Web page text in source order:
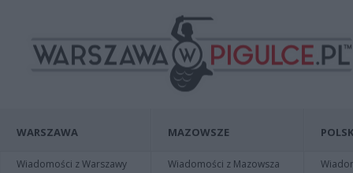
WARSZAWA
Wiadomości z Warszawy
MAZOWSZE
Wiadomości z Mazowsza